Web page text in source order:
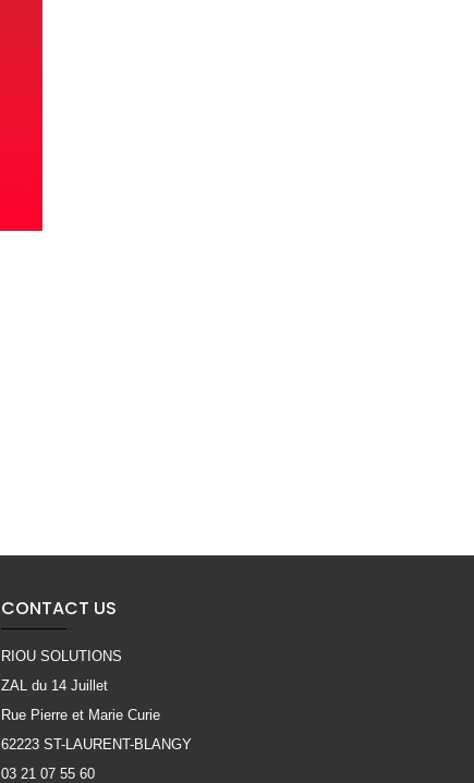
CONTACT US
RIOU SOLUTIONS
ZAL du 14 Juillet
Rue Pierre et Marie Curie
62223 ST-LAURENT-BLANGY
03 21 07 55 60